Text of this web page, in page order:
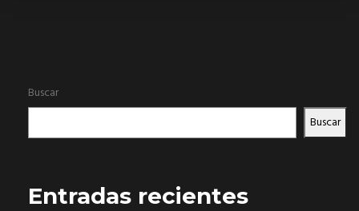
Buscar
Buscar
Entradas recientes